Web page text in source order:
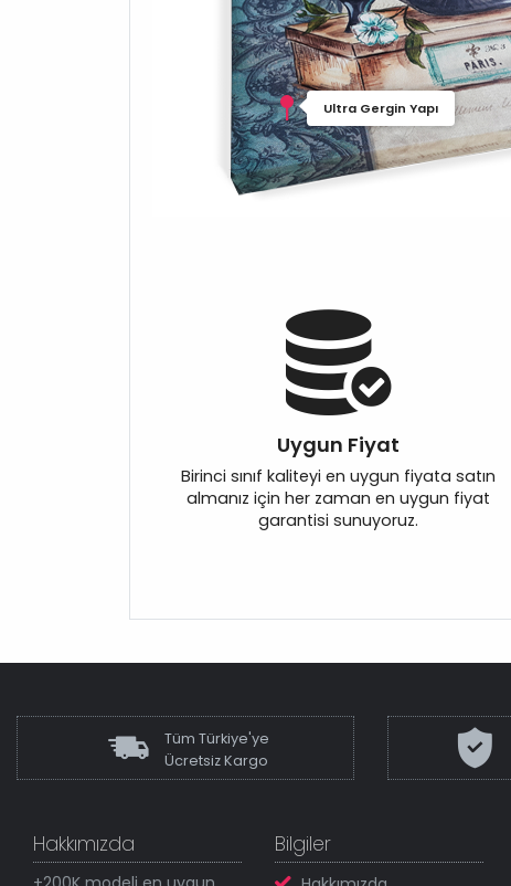
Ultra Gergin Yapı
Uygun Fiyat
Birinci sınıf kaliteyi en uygun fiyata satın
almanız için her zaman en uygun fiyat
garantisi sunuyoruz.
Tüm Türkiye'ye
Ücretsiz Kargo
Hakkımızda Bilgiler